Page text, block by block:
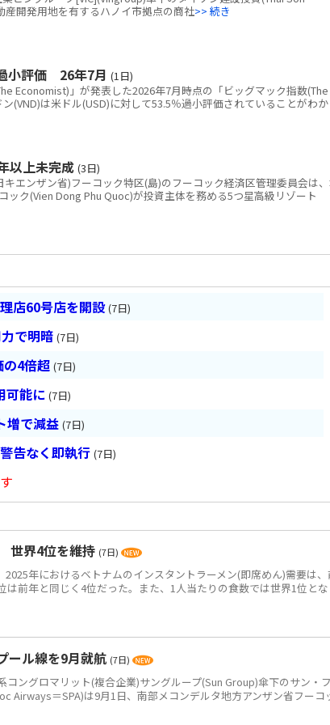
開発用地を有するハノイ市拠点の商社>> 続き
小評価 26年7月 (1日)
Economist)」が発表した2026年7月時点の「ビッグマック指数(The
(VND)は米ドル(USD)に対して53.5％過小評価されていることがわか
以上未完成 (3日)
エンザン省)フーコック特区(島)のフーコック経済区管理委員会は
ック(Vien Dong Phu Quoc)が投資主体を務める5つ星高級リゾート
店60号店を開設 (7日)
で明暗 (7日)
の4倍超 (7日)
可能に (7日)
増で減益 (7日)
告なく即執行 (7日)
世界4位を維持 (7日)
年におけるベトナムのインスタントラーメン(即席めん)需要は
は前年と同じく4位だった。また、1人当たりの食数では世界1位と
ール線を9月就航 (7日)
ングロマリット(複合企業)サングループ(Sun Group)傘下のサン・
Airways＝SPA)は9月1日、南部メコンデルタ地方アンザン省フーコ